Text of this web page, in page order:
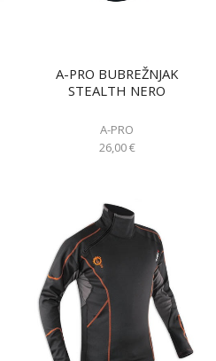
A-PRO BUBREŽNJAK
STEALTH NERO
A-PRO
26,00€